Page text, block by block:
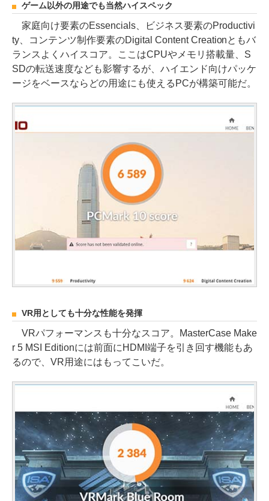
ゲーム以外の用途でも当然ハイスペック
家庭向け要素のEssencials、ビジネス要素のProductivi
ty、コンテンツ制作要素のDigital Content Creationともバ
ランスよくハイスコア。ここはCPUやメモリ搭載量、S
SDの転送速度なども影響するが、ハイエンド向けパッケ
ージをベースならどの用途にも使えるPCが構築可能だ。
VR用としても十分な性能を発揮
VRパフォーマンスも十分なスコア。MasterCase Make
r 5 MSI Editionには前面にHDMI端子を引き回す機能もあ
るので、VR用途にはもってこいだ。